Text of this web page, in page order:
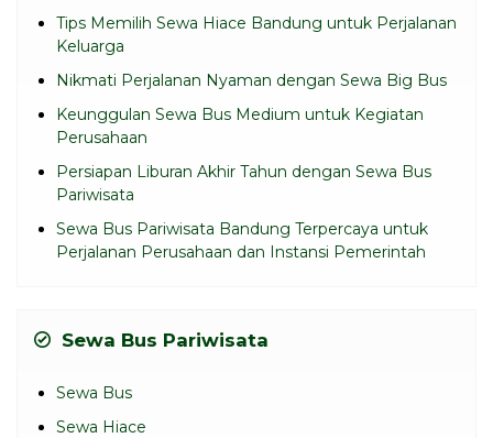
Tips Memilih Sewa Hiace Bandung untuk Perjalanan
Keluarga
Nikmati Perjalanan Nyaman dengan Sewa Big Bus
Keunggulan Sewa Bus Medium untuk Kegiatan
Perusahaan
Persiapan Liburan Akhir Tahun dengan Sewa Bus
Pariwisata
Sewa Bus Pariwisata Bandung Terpercaya untuk
Perjalanan Perusahaan dan Instansi Pemerintah
Sewa Bus Pariwisata
Sewa Bus
Sewa Hiace